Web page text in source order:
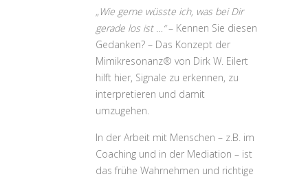
„Wie gerne wüsste ich, was bei Dir
gerade los ist …“– Kennen Sie diesen
Gedanken? – Das Konzept der
Mimikresonanz® von Dirk W. Eilert
hilft hier, Signale zu erkennen, zu
interpretieren und damit
umzugehen.
In der Arbeit mit Menschen – z.B. im
Coaching und in der Mediation – ist
das frühe Wahrnehmen und richtige